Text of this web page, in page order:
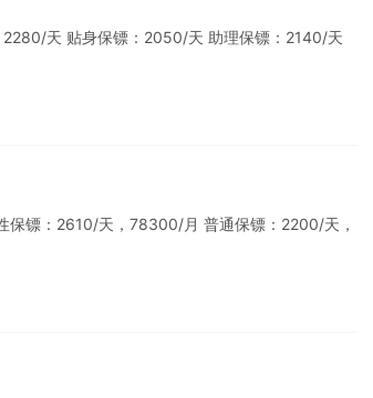
天 贴身保镖：2050/天 助理保镖：2140/天
镖：2610/天，78300/月 普通保镖：2200/天，